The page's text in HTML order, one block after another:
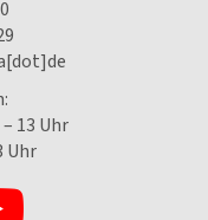
13 Uhr
Uhr